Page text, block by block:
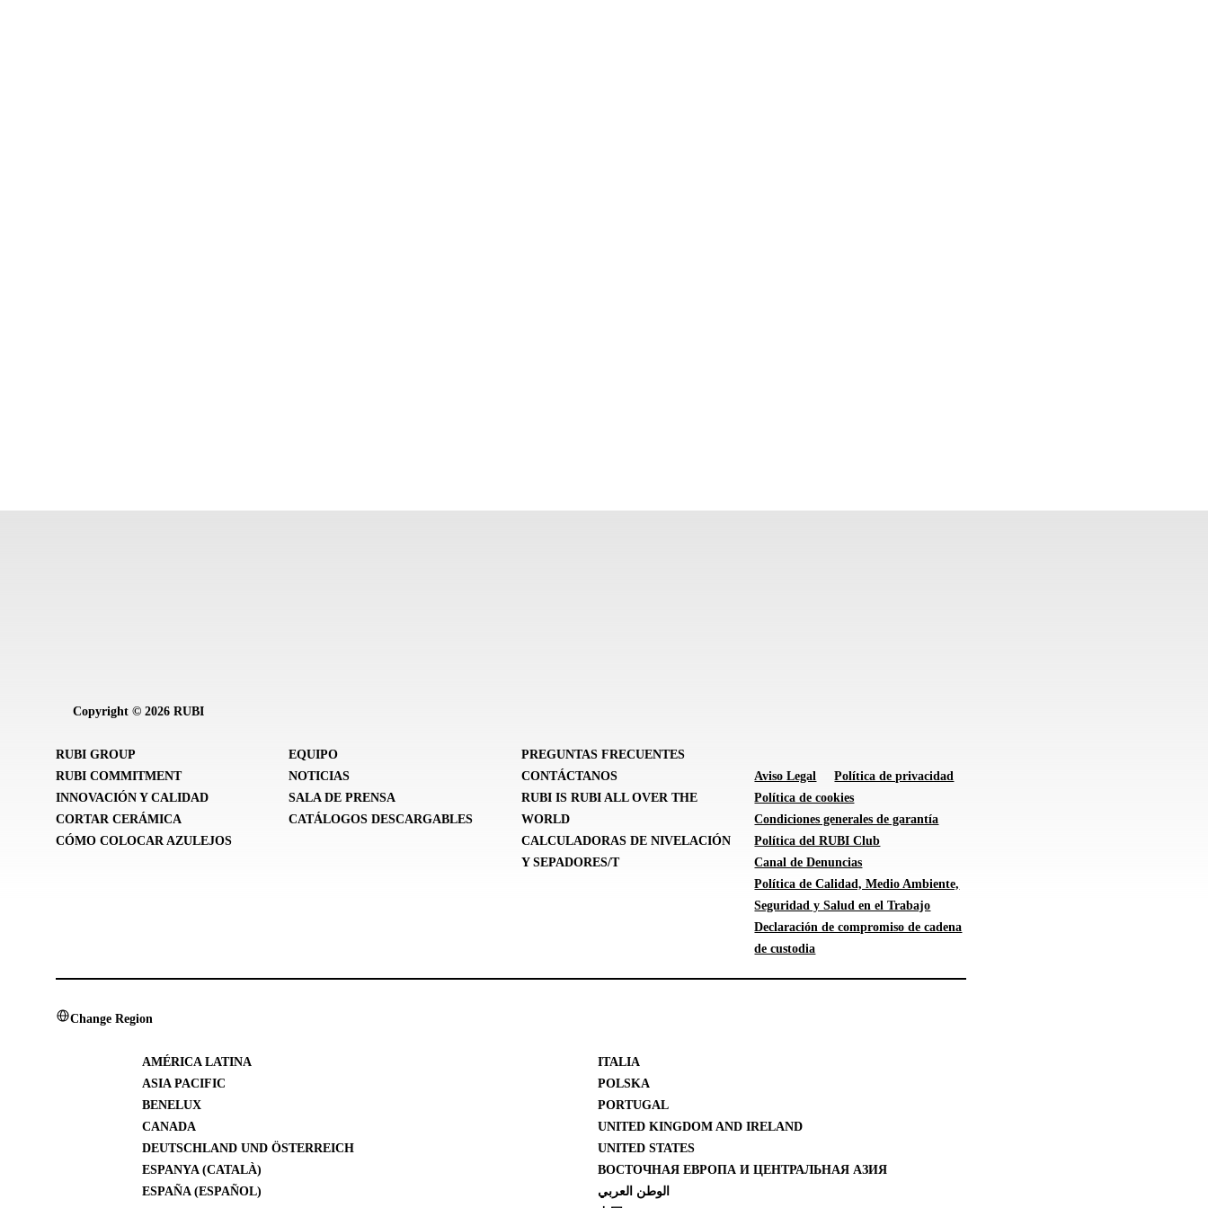
Copyright © 2026 RUBI
RUBI GROUP
RUBI COMMITMENT
INNOVACIÓN Y CALIDAD
CORTAR CERÁMICA
CÓMO COLOCAR AZULEJOS
EQUIPO
NOTICIAS
SALA DE PRENSA
CATÁLOGOS DESCARGABLES
PREGUNTAS FRECUENTES
CONTÁCTANOS
RUBI IS RUBI ALL OVER THE
WORLD
CALCULADORAS DE NIVELACIÓN
Y SEPADORES/T
Aviso Legal
Política de privacidad
Política de cookies
Condiciones generales de garantía
Política del RUBI Club
Canal de Denuncias
Política de Calidad, Medio Ambiente,
Seguridad y Salud en el Trabajo
Declaración de compromiso de cadena
de custodia
Change Region
AMÉRICA LATINA
ASIA PACIFIC
BENELUX
CANADA
DEUTSCHLAND UND ÖSTERREICH
ESPANYA (CATALÀ)
ESPAÑA (ESPAÑOL)
ITALIA
POLSKA
PORTUGAL
UNITED KINGDOM AND IRELAND
UNITED STATES
ВОСТОЧНАЯ ЕВРОПА И ЦЕНТРАЛЬНАЯ АЗИЯ
الوطن العربي